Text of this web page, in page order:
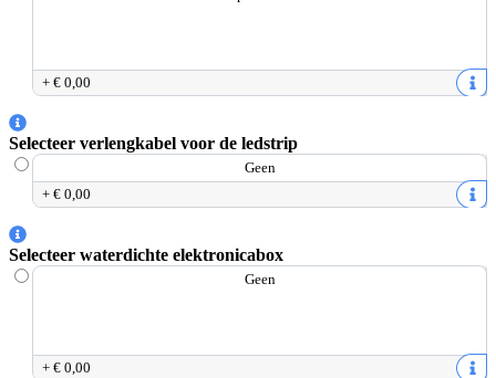
+ € 0,00
Selecteer verlengkabel voor de ledstrip
Geen
+ € 0,00
Selecteer waterdichte elektronicabox
Geen
+ € 0,00